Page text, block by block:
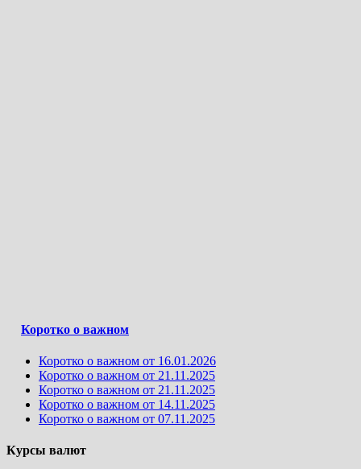
Коротко о важном
Коротко о важном от 16.01.2026
Коротко о важном от 21.11.2025
Коротко о важном от 21.11.2025
Коротко о важном от 14.11.2025
Коротко о важном от 07.11.2025
Курсы валют